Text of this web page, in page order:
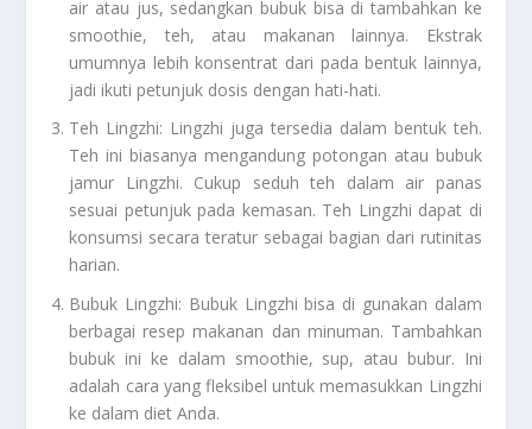
air atau jus, sedangkan bubuk bisa di tambahkan ke
smoothie, teh, atau makanan lainnya. Ekstrak
umumnya lebih konsentrat dari pada bentuk lainnya,
jadi ikuti petunjuk dosis dengan hati-hati.
Teh Lingzhi: Lingzhi juga tersedia dalam bentuk teh.
Teh ini biasanya mengandung potongan atau bubuk
jamur Lingzhi. Cukup seduh teh dalam air panas
sesuai petunjuk pada kemasan. Teh Lingzhi dapat di
konsumsi secara teratur sebagai bagian dari rutinitas
harian.
Bubuk Lingzhi: Bubuk Lingzhi bisa di gunakan dalam
berbagai resep makanan dan minuman. Tambahkan
bubuk ini ke dalam smoothie, sup, atau bubur. Ini
adalah cara yang fleksibel untuk memasukkan Lingzhi
ke dalam diet Anda.